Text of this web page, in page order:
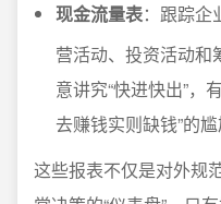
现金流量表：跟踪企
营活动、投资活动和
意讲究“快进快出”，
去赚钱实则缺钱”的尴
这些报表不仅是对外规